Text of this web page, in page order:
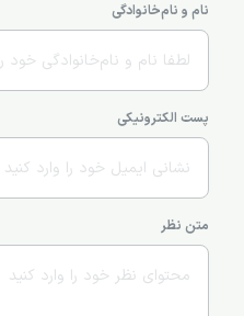
نام و نام‌خانوادگی
پست الکترونیکی
متن نظر